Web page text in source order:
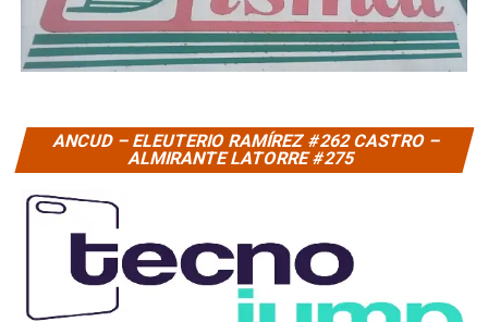
ANCUD – ELEUTERIO RAMÍREZ #262 CASTRO –
ALMIRANTE LATORRE #275